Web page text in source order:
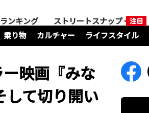
ランキング
ストリートスナップ
乗り物 カルチャー ライフスタイル
映画『みな
して切り開い